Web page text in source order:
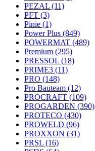
PEZAL (11)
PFT (3)
Pinie (1)
Power Plus (849)
POWERMAT (489)
Premium (295)
PRESSOL (18)
PRIME3 (11)
PRO (148)
Pro Bauteam (12)
PROCRAFT (109)
PROGARDEN (390)
PROTECO (430)
PROWELD (96)
PROXXON (31)
PRSL (16)